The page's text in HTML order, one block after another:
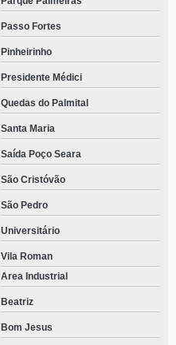
Passo Fortes
Pinheirinho
Presidente Médici
Quedas do Palmital
Santa Maria
Saída Poço Seara
São Cristóvão
São Pedro
Universitário
Vila Roman
Area Industrial
Beatriz
Bom Jesus